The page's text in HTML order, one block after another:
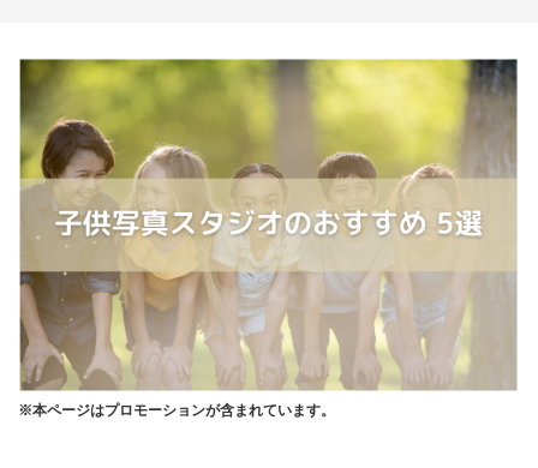
※本ページはプロモーションが含まれています。